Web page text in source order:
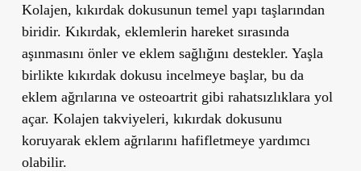
Kolajen, kıkırdak dokusunun temel yapı taşlarından
biridir. Kıkırdak, eklemlerin hareket sırasında
aşınmasını önler ve eklem sağlığını destekler. Yaşla
birlikte kıkırdak dokusu incelmeye başlar, bu da
eklem ağrılarına ve osteoartrit gibi rahatsızlıklara yol
açar. Kolajen takviyeleri, kıkırdak dokusunu
koruyarak eklem ağrılarını hafifletmeye yardımcı
olabilir.